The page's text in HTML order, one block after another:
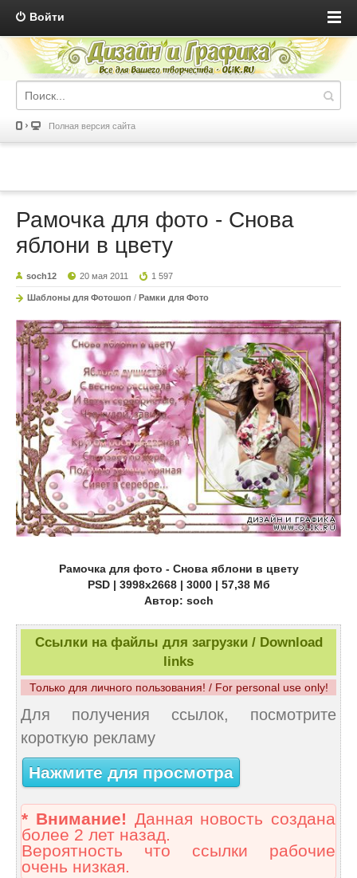
Войти
Полная версия сайта
Рамочка для фото - Снова
яблони в цвету
soch12 20 мая 2011 1 597
Шаблоны для Фотошоп / Рамки для Фото
Рамочка для фото - Снова яблони в цвету
PSD | 3998x2668 | 3000 | 57,38 Мб
Автор: soch
Ссылки на файлы для загрузки / Download
links
Только для личного пользования! / For personal use only!
Для получения ссылок, посмотрите
короткую рекламу
Нажмите для просмотра
* Внимание! Данная новость создана
более 2 лет назад.
Вероятность что ссылки рабочие
очень низкая.